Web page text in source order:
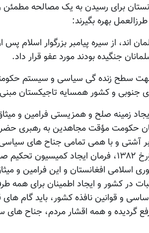
برای رسیدن به یک مصالحه
طرزالعمل بهره بگیرند:
اند، از سیره پیامبر بزرگوار
جنگیده بودند مورد عفو قرار داد.
جهت سطح زنده گی سیاسی و سیستم
جنوبی و کشور همسایه تاجیکستان
زمینه صلح و همزیستی فرامین و
اسلامی افغانستان و این فرامین و
در کشور و ایجاد اطمینان برای همه
و قوانین نافذه کشور، باید گام
گردیده و همه اقشار مردم، جناح